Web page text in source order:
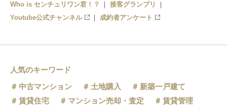
Who is センチュリワン君！？
接客グランプリ
Youtube公式チャンネル
成約者アンケート
人気のキーワード
中古マンション
土地購入
新築一戸建て
賃貸住宅
マンション売却・査定
賃貸管理